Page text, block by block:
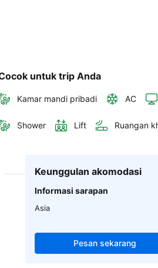
untuk trip Anda
Kamar mandi pribadi AC
Shower Lift Ruangan
Keunggulan akomodasi
Informasi sarapan
Asia
Pesan sekarang